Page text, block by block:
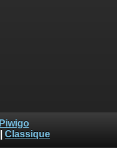
Piwigo
Classique